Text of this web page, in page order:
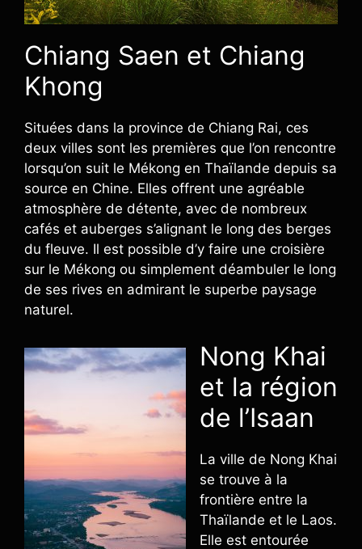
Chiang Saen et Chiang
Khong
Situées dans la province de Chiang Rai, ces
deux villes sont les premières que l’on rencontre
lorsqu’on suit le Mékong en Thaïlande depuis sa
source en Chine. Elles offrent une agréable
atmosphère de détente, avec de nombreux
cafés et auberges s’alignant le long des berges
du fleuve. Il est possible d’y faire une croisière
sur le Mékong ou simplement déambuler le long
de ses rives en admirant le superbe paysage
naturel.
Nong Khai
et la région
de l’Isaan
La ville de Nong Khai
se trouve à la
frontière entre la
Thaïlande et le Laos.
Elle est entourée